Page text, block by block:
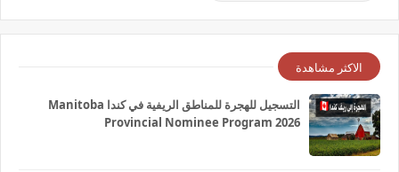
الاكثر مشاهدة
التسجيل للهجرة للمناطق الريفية في كندا Manitoba
Provincial Nominee Program 2026